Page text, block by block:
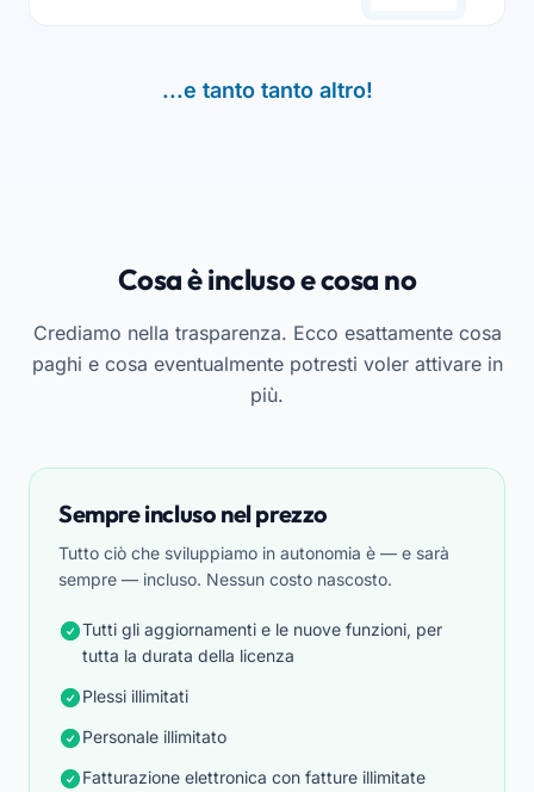
...e tanto tanto altro!
Cosa è incluso e cosa no
Crediamo nella trasparenza. Ecco esattamente cosa
paghi e cosa eventualmente potresti voler attivare in
più.
Sempre incluso nel prezzo
Tutto ciò che sviluppiamo in autonomia è — e sarà
sempre — incluso. Nessun costo nascosto.
Tutti gli aggiornamenti e le nuove funzioni, per
tutta la durata della licenza
Plessi illimitati
Personale illimitato
Fatturazione elettronica con fatture illimitate